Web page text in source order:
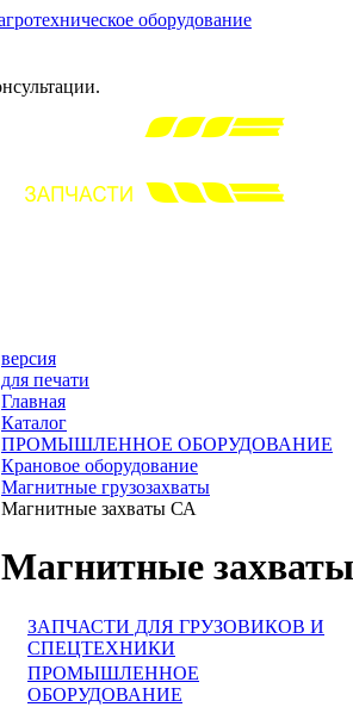
версия
для печати
Главная
Каталог
ПРОМЫШЛЕННОЕ ОБОРУДОВАНИЕ
Крановое оборудование
Магнитные грузозахваты
Магнитные захваты СА
Магнитные
ЗАПЧАСТИ ДЛЯ ГРУЗОВИКОВ И
СПЕЦТЕХНИКИ
ПРОМЫШЛЕННОЕ
ОБОРУДОВАНИЕ